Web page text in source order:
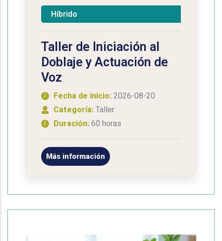
Híbrido
Taller de Iniciación al
Doblaje y Actuación de
Voz
Fecha de inicio: 2026-08-20
Categoría: Taller
Duración: 60 horas
Más información